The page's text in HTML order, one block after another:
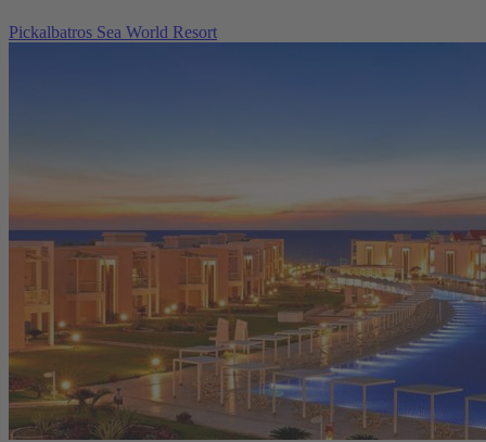
Pickalbatros Sea World Resort